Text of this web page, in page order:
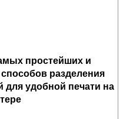
простейших и
разделения
для удобной печати на